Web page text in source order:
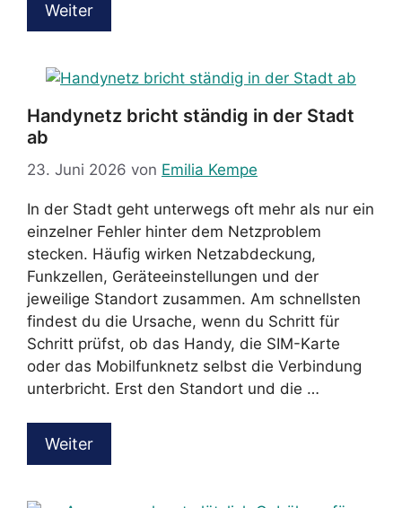
Weiter
Handynetz bricht ständig in der Stadt
ab
23. Juni 2026 von Emilia Kempe
In der Stadt geht unterwegs oft mehr als nur ein
einzelner Fehler hinter dem Netzproblem
stecken. Häufig wirken Netzabdeckung,
Funkzellen, Geräteeinstellungen und der
jeweilige Standort zusammen. Am schnellsten
findest du die Ursache, wenn du Schritt für
Schritt prüfst, ob das Handy, die SIM-Karte
oder das Mobilfunknetz selbst die Verbindung
unterbricht. Erst den Standort und die …
Weiter